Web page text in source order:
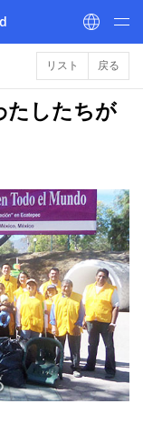
リスト 戻る
たしたちが